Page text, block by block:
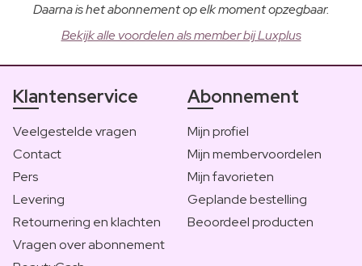
Daarna is het abonnement op elk moment opzegbaar.
Bekijk alle voordelen als member bij Luxplus
Klantenservice
Veelgestelde vragen
Contact
Pers
Levering
Retournering en klachten
Vragen over abonnement
Abonnement
Mijn profiel
Mijn membervoordelen
Mijn favorieten
Geplande bestelling
Beoordeel producten